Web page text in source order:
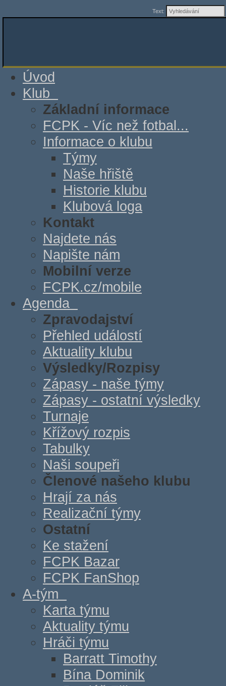
Text:
Úvod
Klub
Základní informace
FCPK - Víc než fotbal...
Informace o klubu
Týmy
Naše hřiště
Historie klubu
Klubová loga
Kontakt
Najdete nás
Napište nám
Mobilní verze
FCPK.cz/mobile
Agenda
Zpravodajství
Přehled událostí
Aktuality klubu
Výsledky/Rozpisy
Zápasy - naše týmy
Zápasy - ostatní výsledky
Turnaje
Křížový rozpis
Tabulky
Naši soupeři
Členové našeho klubu
Hrají za nás
Realizační týmy
Ostatní
Ke stažení
FCPK Bazar
FCPK FanShop
A-tým
Karta týmu
Aktuality týmu
Hráči týmu
Barratt Timothy
Bína Dominik